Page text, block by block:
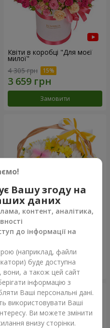
Квіти в коробці "Для моєї
милої"
4 305 грн
Замовити
Кошик "Сонечко"
Замовити
Вашу згоду на
даних
контент, аналітика,
до інформації на
(наприклад, файли
буде доступна
вони, а також цей сайт
інформацію з
Ваші персональні дані.
використовувати Ваші
Ви можете змінити
внизу сторінки.